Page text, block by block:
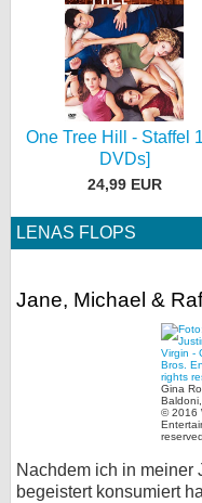
One Tree Hill - Staffel
DVDs]
24,99 EUR
LENAS FLOPS
Jane, Michael &
Gina
© 2016
reserved
Nachdem ich in meiner
begeistert konsumiert